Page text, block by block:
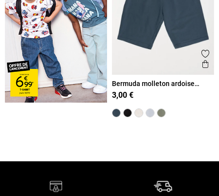
Bermuda molleton ardoise
garçon (XXS-M)
3,00 €